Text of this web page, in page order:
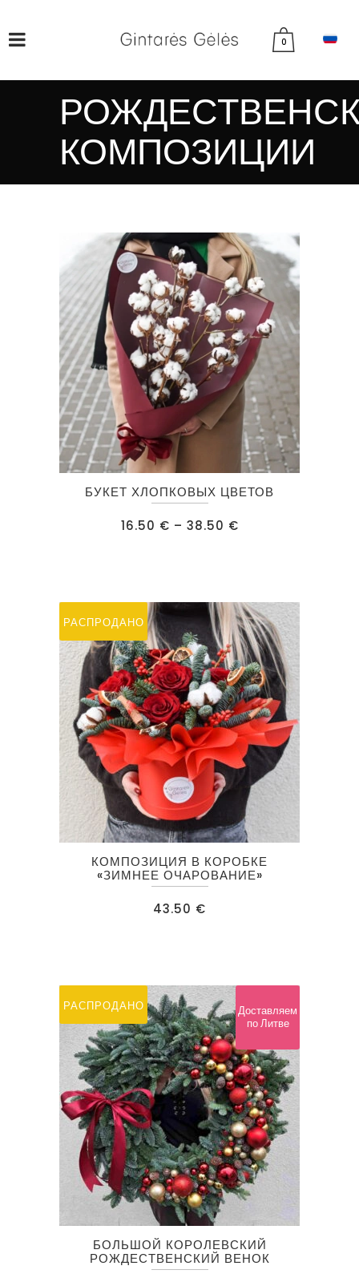
0
КОМПОЗИЦИИ
можно
выбрать
на
странице
товара.
БУКЕТ ХЛОПКОВЫХ ЦВЕТОВ
16.50 € – 38.50 €Диапазон
РАСПРОДАНО
КОМПОЗИЦИЯ В КОРОБКЕ
«ЗИМНЕЕ ОЧАРОВАНИЕ»
43.50 €
РАСПРОДАНО
БОЛЬШОЙ КОРОЛЕВСКИЙ
РОЖДЕСТВЕНСКИЙ ВЕНОК
Доставляем
по Литве